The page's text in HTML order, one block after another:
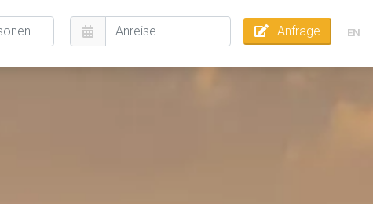
Anfrage EN